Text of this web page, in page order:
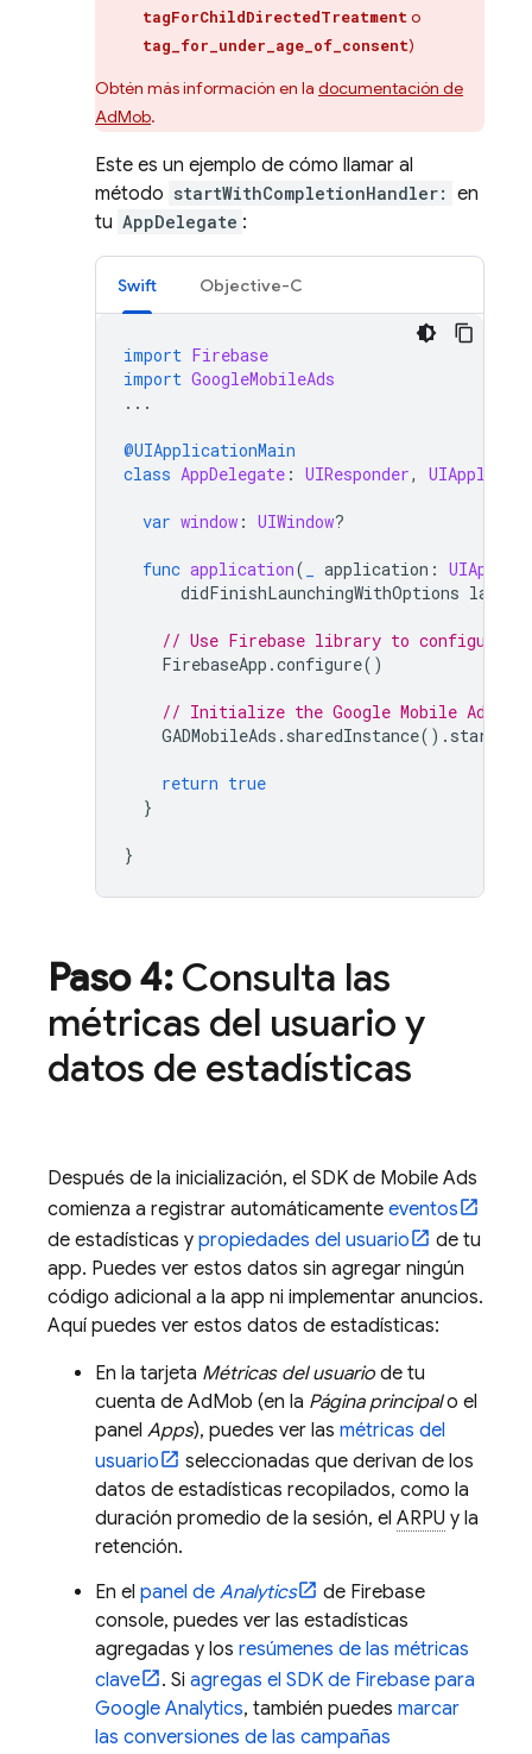
tagForChildDirectedTreatment o
tag_for_under_age_of_consent)
Obtén más información en la documentación de
AdMob.
Este es un ejemplo de cómo llamar al
método startWithCompletionHandler: en
tu AppDelegate :
Swift Objective-C
import Firebase
import GoogleMobileAds
...
@UIApplicationMain
class AppDelegate : UIResponder,
var window : UIWindow?
func application( application :
didFinishLaunchingWithOptions
// Use Firebase library to configure
FirebaseApp .configure()
// Initialize the Google Mobile Ads
GADMobileAds . sharedInstance(). start
return true
}
}
Paso 4:Consulta las
métricas del usuario y
datos de estadísticas
Después de la inicialización, el SDK de Mobile Ads
comienza a registrar automáticamente eventos
de estadísticas y propiedades del usuario
de tu
app. Puedes ver estos datos sin agregar ningún
código adicional a la app ni implementar anuncios.
Aquí puedes ver estos datos de estadísticas:
En la tarjeta Métricas del usuario de tu
cuenta de AdMob (en la Página principalo el
panel Apps), puedes ver las métricas del
usuario
seleccionadas que derivan de los
datos de estadísticas recopilados, como la
duración promedio de la sesión, el ARPU y la
retención.
En el panel de Analytics de Firebase
console, puedes ver las estadísticas
agregadas y los resúmenes de las métricas
clave
. Si agregas el SDK de Firebase para
Google Analytics, también puedes marcar
las conversiones de las campañas